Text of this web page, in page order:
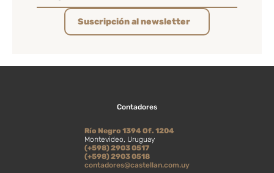
Suscripción al newsletter
Contadores
Río Negro 1394 Of. 1204
Montevideo, Uruguay
(+598) 2903 0517
(+598) 2903 0518
contadores@castellan.com.uy